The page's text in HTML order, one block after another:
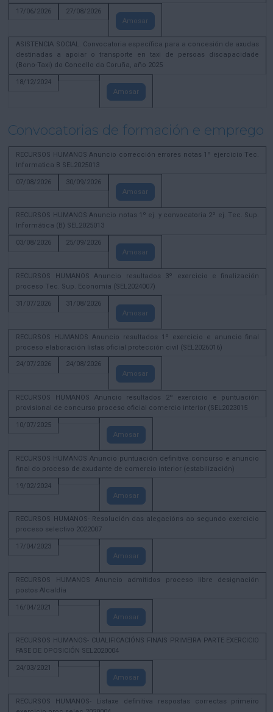
17/06/2026
27/08/2026
Amosar
ASISTENCIA SOCIAL. Convocatoria específica para a concesión de axudas
destinadas a apoiar o transporte en taxi de persoas discapacidade
(Bono-Taxi) do Concello da Coruña, año 2025
18/12/2024
Amosar
Convocatorias de formación e emprego
RECURSOS HUMANOS Anuncio corrección errores notas 1º ejercicio Tec.
Informatica B SEL2025013
07/08/2026
30/09/2026
Amosar
RECURSOS HUMANOS Anuncio notas 1º ej. y convocatoria 2º ej. Tec. Sup.
Informática (B) SEL2025013
03/08/2026
25/09/2026
Amosar
RECURSOS HUMANOS Anuncio resultados 3º exercicio e finalización
proceso Tec. Sup. Economía (SEL2024007)
31/07/2026
31/08/2026
Amosar
RECURSOS HUMANOS Anuncio resultados 1º exercicio e anuncio final
proceso elaboración listas oficial protección civil (SEL2026016)
24/07/2026
24/08/2026
Amosar
RECURSOS HUMANOS Anuncio resultados 2º exercicio e puntuación
provisional de concurso proceso oficial comercio interior (SEL2023015
10/07/2025
Amosar
RECURSOS HUMANOS Anuncio puntuación definitiva concurso e anuncio
final do proceso de axudante de comercio interior (estabilización)
19/02/2024
Amosar
RECURSOS HUMANOS- Resolución das alegacións ao segundo exercicio
proceso selectivo 2022007
17/04/2023
Amosar
RECURSOS HUMANOS Anuncio admitidos proceso libre designación
postos Alcaldía
16/04/2021
Amosar
RECURSOS HUMANOS- CUALIFICACIÓNS FINAIS PRIMEIRA PARTE EXERCICIO
FASE DE OPOSICIÓN SEL2020004
24/03/2021
Amosar
RECURSOS HUMANOS- Listaxe definitiva respostas correctas primeiro